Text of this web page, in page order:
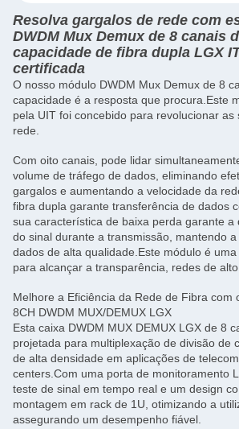
Resolva gargalos de rede com
DWDM Mux Demux de 8 canais
capacidade de fibra dupla LGX
certificada
O nosso módulo DWDM Mux Demux de 8
capacidade é a resposta que procura.Este
pela UIT foi concebido para revolucionar as
rede.
Com oito canais, pode lidar
volume de tráfego de dados, eliminando
gargalos e aumentando a velocidade da
fibra dupla garante transferência de dados
sua característica de baixa perda garante a
do sinal durante a transmissão, mantendo
dados de alta qualidade.Este módulo é
para alcançar a transparência, redes de
Melhore a Eficiência da Rede de Fibra com
8CH DWDM MUX/DEMUX LGX
Esta caixa DWDM MUX DEMUX LGX de 8
projetada para multiplexação de divisão de
de alta densidade em aplicações de
centers.Com uma porta de monitoramento
teste de sinal em tempo real e um design
montagem em rack de 1U, otimizando a
assegurando um desempenho fiável.